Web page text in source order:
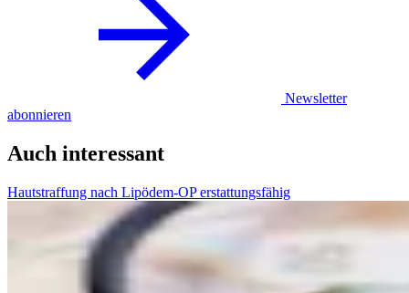
Newsletter
abonnieren
Auch interessant
Hautstraffung nach Lipödem-OP erstattungsfähig